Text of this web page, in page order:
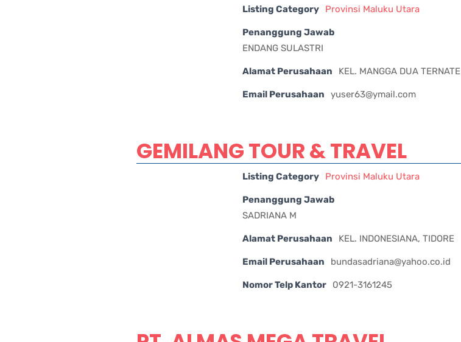
Listing Category Provinsi Maluku Utara
Penanggung Jawab
ENDANG SULASTRI
Alamat Perusahaan KEL. MANGGA DUA TERNATE
Email Perusahaan yuser63@ymail.com
GEMILANG TOUR & TRAVEL
Listing Category Provinsi Maluku Utara
Penanggung Jawab
SADRIANA M
Alamat Perusahaan KEL. INDONESIANA, TIDORE
Email Perusahaan bundasadriana@yahoo.co.id
Nomor Telp Kantor 0921-3161245